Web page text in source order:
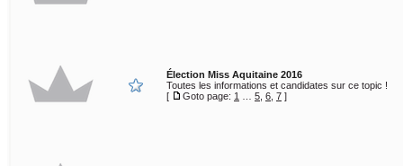
Élection Miss Aquitaine 2016
Toutes les informations et candidates sur ce topic !
[
Goto page: 1 5 6 7 ]